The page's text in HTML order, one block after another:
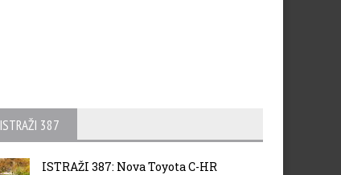
ISTRAŽI 387
ISTRAŽI 387: Nova Toyota C-HR